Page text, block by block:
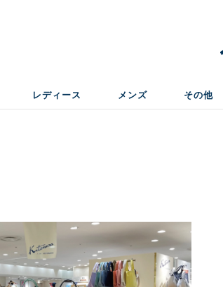
レディース メンズ その他